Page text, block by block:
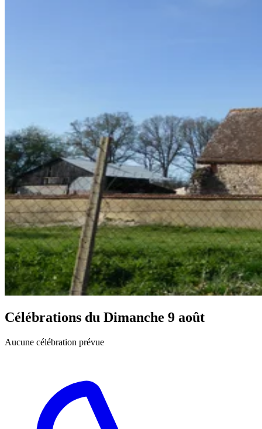
Célébrations du Dimanche 9 août
Aucune célébration prévue